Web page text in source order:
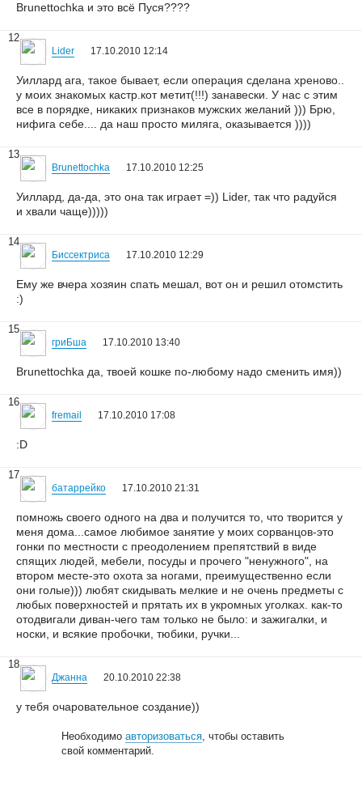
Brunettochka и это всё Пуся????
12
Lider 17.10.2010 12:14
Уиллард ага, такое бывает, если операция сделана хреново..
у моих знакомых кастр.кот метит(!!!) занавески. У нас с этим
все в порядке, никаких признаков мужских желаний ))) Брю,
нифига себе.... да наш просто миляга, оказывается ))))
13
Brunettochka 17.10.2010 12:25
Уиллард, да-да, это она так играет =)) Lider, так что радуйся
и хвали чаще)))))
14
Биссектриса 17.10.2010 12:29
Ему же вчера хозяин спать мешал, вот он и решил отомстить
:)
15
гриБша 17.10.2010 13:40
Brunettochka да, твоей кошке по-любому надо сменить имя))
16
fremail 17.10.2010 17:08
:D
17
батаррейко 17.10.2010 21:31
помножь своего одного на два и получится то, что творится у
меня дома...самое любимое занятие у моих сорванцов-это
гонки по местности с преодолением препятствий в виде
спящих людей, мебели, посуды и прочего "ненужного", на
втором месте-это охота за ногами, преимущественно если
они голые))) любят скидывать мелкие и не очень предметы с
любых поверхностей и прятать их в укромных уголках. как-то
отодвигали диван-чего там только не было: и зажигалки, и
носки, и всякие пробочки, тюбики, ручки...
18
Джанна 20.10.2010 22:38
у тебя очаровательное создание))
Необходимоавторизоваться, чтобы оставить
свой комментарий.